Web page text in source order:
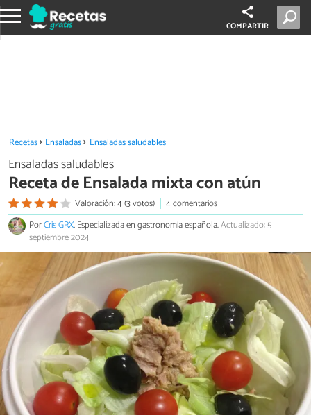
COMPARTIR
Recetas Ensaladas Ensaladas saludables
Ensaladas saludables
Receta de Ensalada mixta con atún
Valoración: 4 (3 votos)
4 comentarios
PorCris GRX, Especializada en gastronomía española.Actualizado: 5
septiembre 2024